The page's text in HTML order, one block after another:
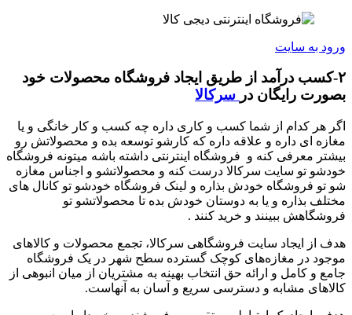
ورود به سایت
۲- کسب درآمد از طریق ایجاد فروشگاه محصولات خود
بصورت رایگان در سرکالا
اگر هر کدام از شما کسب و کاری داره چه کسب و کار خانگی و یا
مغازه ای داره و علاقه داره که کارشو توسعه بده و محصولاتش رو
بیشتر معرفی کنه و فروشگاه اینترنتی داشته باشه میتونه فروشگاه
خودشو تو سایت سرکالا درست کنه و محصولاتشو و اجناس مغازه
شو تو فروشگاه خودش بذاره و لینک فروشگاه خودشو تو کانال های
مختلف بذاره و یا به دوستان خودش بده تا محصولاتشو تو
فروشگاهش ببینند و خرید کنند .
هدف از ایجاد سایت فروشگاهی سرکالا، تجمع محصولات و کالاهای
موجود در مغازه‌های کوچک گسترده سطح شهر در یک فروشگاه
جامع و کامل و ارائه حق انتخاب بهینه به مشتریان از میان انبوهی از
کالاهای مشابه و دسترسی سریع و آسان به آنهاست.